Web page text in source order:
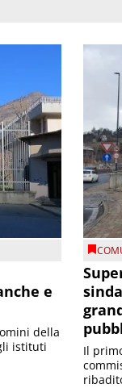
e
della
istituti
Il